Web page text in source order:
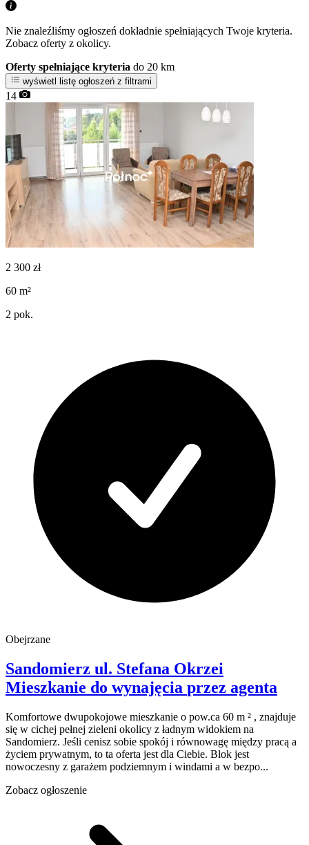
Nie znaleźliśmy ogłoszeń dokładnie spełniających Twoje kryteria.
Zobacz oferty z okolicy.
Oferty spełniające kryteria do 20 km
wyświetl listę ogłoszeń z filtrami
14
2 300 zł
60 m²
2 pok.
Obejrzane
Sandomierz ul. Stefana Okrzei
Mieszkanie do wynajęcia przez agenta
Komfortowe dwupokojowe mieszkanie o pow.ca 60 m ² , znajduje
się w cichej pełnej zieleni okolicy z ładnym widokiem na
Sandomierz. Jeśli cenisz sobie spokój i równowagę między pracą a
życiem prywatnym, to ta oferta jest dla Ciebie. Blok jest
nowoczesny z garażem podziemnym i windami a w bezpo...
Zobacz ogłoszenie